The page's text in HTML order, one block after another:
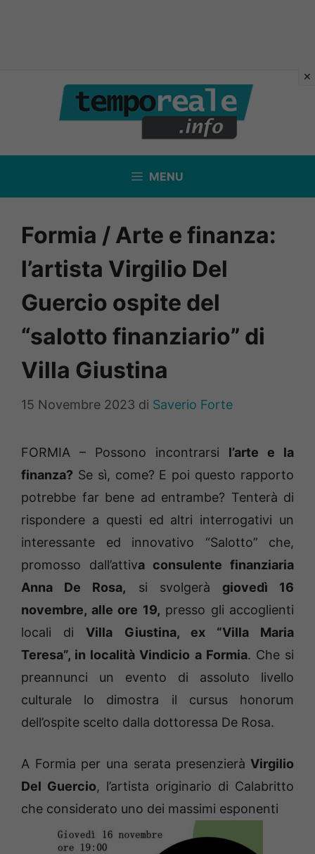
contenuto
MENU
Formia / Arte e finanza:
l’artista Virgilio Del
Guercio ospite del
“salotto finanziario” di
Villa Giustina
15 Novembre 2023 di Saverio Forte
FORMIA – Possono incontrarsi l’arte e la
finanza? Se sì, come? E poi questo rapporto
potrebbe far bene ad entrambe? Tenterà di
rispondere a questi ed altri interrogativi un
interessante ed innovativo “Salotto” che,
promosso dall’attiva consulente finanziaria
Anna De Rosa, si svolgerà giovedì 16
novembre, alle ore 19, presso gli accoglienti
locali diVilla Giustina, ex “Villa Maria
Teresa”, in località Vindicio a Formia. Che si
preannunci un evento di assoluto livello
culturale lo dimostra il cursus honorum
dell’ospite scelto dalla dottoressa De Rosa.
A Formia per una serata presenzierà Virgilio
Del Guercio, l’artista originario di Calabritto
che considerato uno dei massimi esponenti